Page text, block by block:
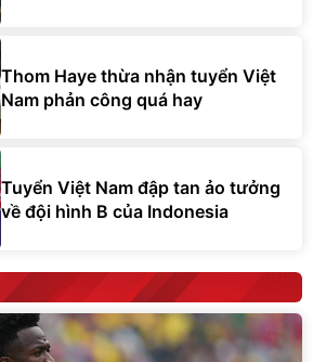
Thom Haye thừa nhận tuyển Việt
Nam phản công quá hay
Tuyển Việt Nam đập tan ảo tưởng
về đội hình B của Indonesia